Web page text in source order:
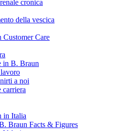
nel mondo di B. Braun in Italia: 4
700 dipendenti e un Centro di
cronica
della vescica
Customer Care
in B. Braun
a noi
carriera
in Italia
Braun Facts & Figures